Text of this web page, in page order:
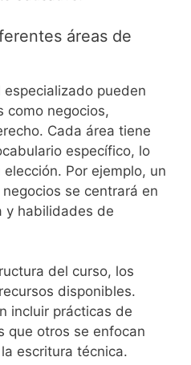
áreas de
pueden
como negocios,
Cada área tiene
específico, lo
Por ejemplo, un
se centrará en
y habilidades de
del curso, los
disponibles.
incluir prácticas de
que otros se enfocan
escritura técnica.